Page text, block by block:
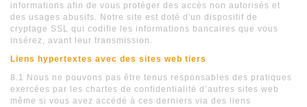
informations afin de vous protéger des accès non autorisés et
des usages abusifs. Notre site est doté d'un dispositif de
cryptage SSL qui codifie les informations bancaires que vous
insérez, avant leur transmission.
Liens hypertextes avec des sites web tiers
8.1 Nous ne pouvons pas être tenus responsables des pratiques
exercées par les chartes de confidentialité d’autres sites web
même si vous avez accédé à ces derniers via des liens